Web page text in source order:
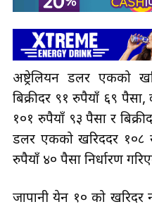
अष्ट्रेलियन डलर एकको
बिक्रीदर ९१ रुपैयाँ ६९
१०१ रुपैयाँ ९३ पैसा र
डलर एकको खरिददर १०८
रुपैयाँ ४० पैसा निर्धारण
जापानी येन १० को खरिदर